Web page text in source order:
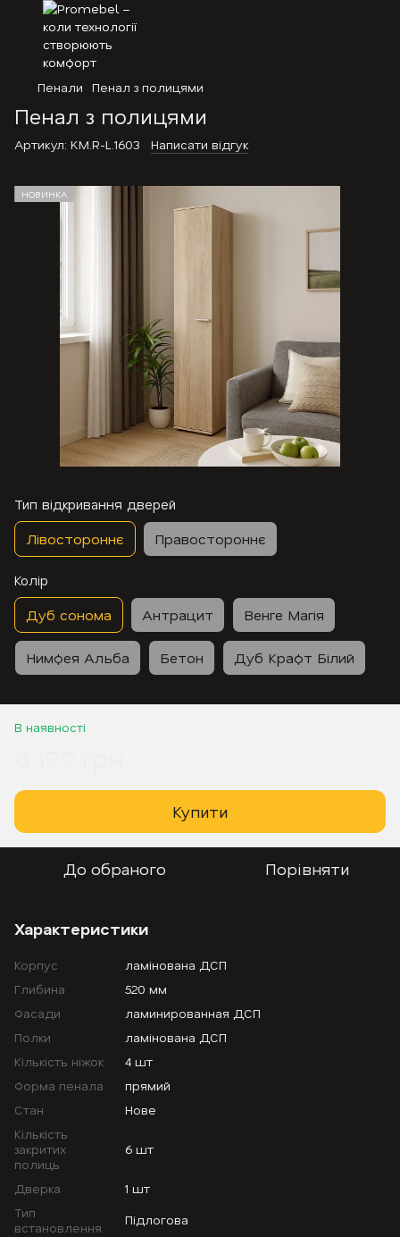
Пенали Пенал з полицями
Пенал з полицями
Артикул: KM.R-L.1603 Написати відгук
НОВИНКА
Тип відкривання дверей
Лівостороннє Правостороннє
Колір
Дуб сонома Антрацит Венге Магія
Нимфея Альба Бетон Дуб Крафт Білий
В наявності
Купити
До обраного Порівняти
Характеристики
Корпус
ламінована ДСП
Глибина
520 мм
Фасади
ламинированная ДСП
Полки
ламінована ДСП
Кількість ніжок
4 шт
Форма пенала
прямий
Стан
Нове
Кількість
закритих
полиць
6 шт
Дверка
1 шт
Тип
встановлення
Підлогова